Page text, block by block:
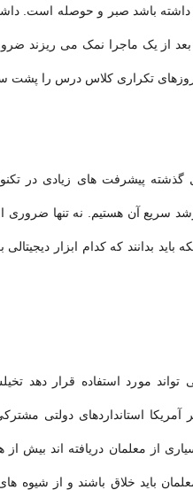
داشته باشد صبر و حوصله است.
بعد از یک ماجرا نمک می ریزند
تکراری کلاس درس را پشت سر
گذشته پیشرفت های زیادی در
سریع آن هستیم. نه تنها ضروری
باید بدانند که کدام ابزار
تواند مورد استفاده قرار دهد
از معلمان دریافته اند بیش از
باید خلاق باشند و از شیوه